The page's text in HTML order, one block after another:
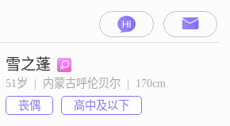
不会甜言蜜语的哄人，会的只是一
雪之蓬
51岁  |  内蒙古呼伦贝尔  |  170cm
丧偶
高中及以下